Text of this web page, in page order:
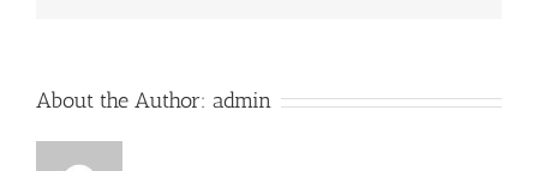
About the Author: admin